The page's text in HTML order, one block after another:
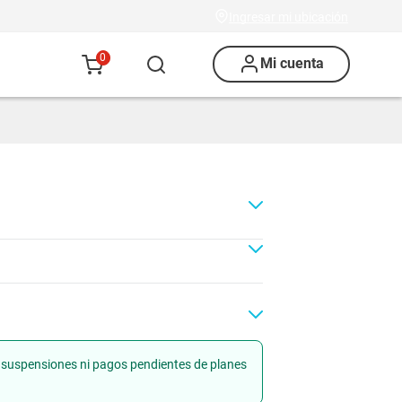
0 Mi cuenta
Renovaciónni pagos pendientes de planes